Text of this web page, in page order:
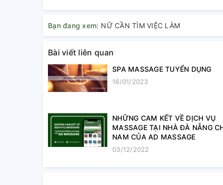
Bạn đang xem: NỮ CẦN TÌM VIỆC LÀM
Bài viết liên quan
SPA MASSAGE TUYỂN DỤNG
16/01/2023
​​​​​​​NHỮNG CAM KẾT VỀ DỊCH VỤ
MASSAGE TẠI NHÀ ĐÀ NẴNG
NAM CỦA AD MASSAGE
03/12/2022